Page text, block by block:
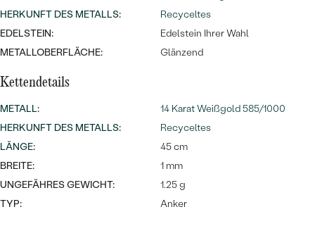
NACH ANLASS
MASSGEFERTIGTER
DIAMANTEN
Meistverkaufte
Ohrrinnge
Personalisierte
Halsketten
Meistverkaufte
Ringe
ANSEHEN
HERKUNFT DES METALLS:
Recyceltes
EDELSTEIN:
Edelstein Ihrer Wahl
METALLOBERFLÄCHE:
Glänzend
Kettendetails
METALL:
14 Karat Weißgold 585/1000
HERKUNFT DES METALLS:
Recyceltes
LÄNGE:
45 cm
BREITE:
1 mm
UNGEFÄHRES GEWICHT:
1.25 g
TYP:
Anker